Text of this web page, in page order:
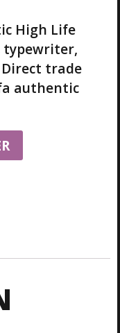
High Life
typewriter,
trade
authentic